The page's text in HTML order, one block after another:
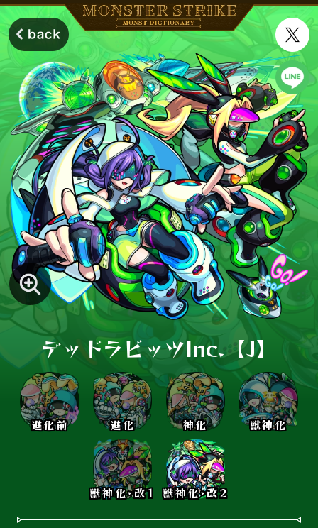
デッドラビッツInc.【J】
進化前 進化 神化 獣神化
獣神化･改1 獣神化･改2